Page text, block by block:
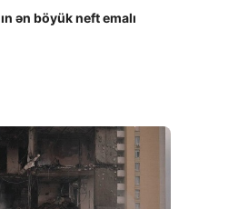
ən böyük neft emalı